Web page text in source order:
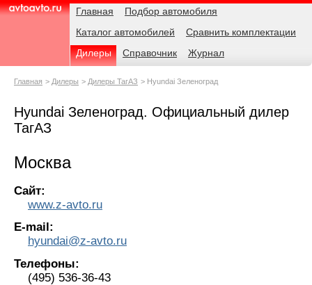
AvtoAvto.ru
Навигация Главная
Подбор автомобиля
Каталог автомобилей
Сравнить комплектации
Дилеры
Справочник Журнал
Родительские
Главная Дилеры Дилеры ТагАЗ Hyundai Зеленоград
Hyundai Зеленоград. Официальный дилер
ТагАЗ
Москва
Сайт:
www.z-avto.ru
E-mail:
hyundai@z-avto.ru
Телефоны:
(495) 536-36-43